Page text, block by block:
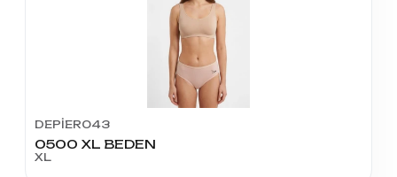
DEPİER043
0500 XL BEDEN
XL